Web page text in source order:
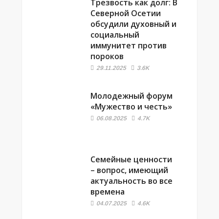
Трезвость как долг: В
Северной Осетии
обсудили духовный и
социальный
иммунитет против
пороков
29.11.2025 3.6K
Молодежный форум
«Мужество и честь»
06.08.2025 4.7K
Семейные ценности
– вопрос, имеющий
актуальность во все
времена
04.07.2025 4.6K